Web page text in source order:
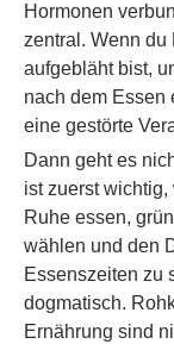
Hormonen
zentral. Wenn du
aufgebläht bist,
nach dem Essen
eine gestörte
Dann geht es
ist zuerst
Ruhe essen,
wählen und den
Essenszeiten zu
dogmatisch.
Ernährung sind